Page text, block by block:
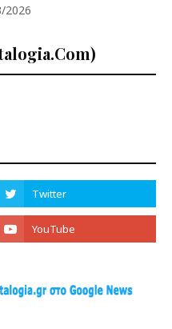
2026